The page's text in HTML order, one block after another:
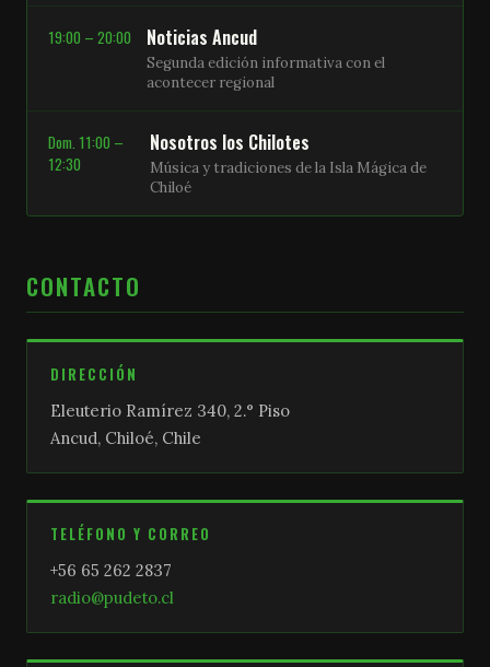
19:00 – 20:00 Noticias Ancud
Segunda edición informativa con el
acontecer regional
Dom. 11:00 –
12:30
Nosotros los Chilotes
Música y tradiciones de la Isla Mágica de
Chiloé
CONTACTO
DIRECCIÓN
Eleuterio Ramírez 340, 2.° Piso
Ancud, Chiloé, Chile
TELÉFONO Y CORREO
+56 65 262 2837
radio@pudeto.cl